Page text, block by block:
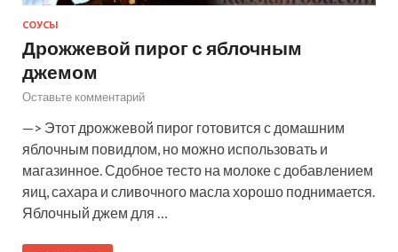
СОУСЫ
Дрожжевой пирог с яблочным
джемом
Оставьте комментарий
—> Этот дрожжевой пирог готовится с домашним
яблочным повидлом, но можно использовать и
магазинное. Сдобное тесто на молоке с добавлением
яиц, сахара и сливочного масла хорошо поднимается.
Яблочный джем для …